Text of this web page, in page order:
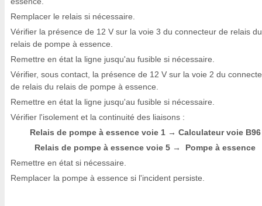
Remplacer le relais si nécessaire.
Vérifier la présence de 12 V sur la voie 3 du connecteur de relais du
relais de pompe à essence.
Remettre en état la ligne jusqu'au fusible si nécessaire.
Vérifier, sous contact, la présence de 12 V sur la voie 2 du
de relais du relais de pompe à essence.
Remettre en état la ligne jusqu'au fusible si nécessaire.
Vérifier l'isolement et la continuité des liaisons :
Relais de pompe à essence voie 1 → Calculateur voie B96
Relais de pompe à essence voie 5 → Pompe à essence
Remettre en état si nécessaire.
Remplacer la pompe à essence si l'incident persiste.